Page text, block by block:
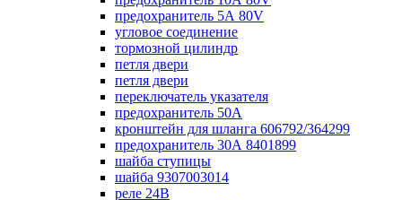
предохранитель 5А 80V
угловое соединение
тормозной цилиндр
петля двери
петля двери
переключатель указателя
предохранитель 50А
кронштейн для шланга 606792/364299
предохранитель 30А 8401899
шайба ступицы
шайба 9307003014
реле 24В